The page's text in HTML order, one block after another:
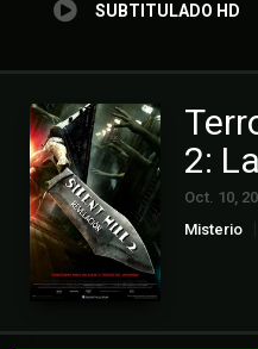
SUBTITULADO HD
2:
Oct. 10,
Misterio